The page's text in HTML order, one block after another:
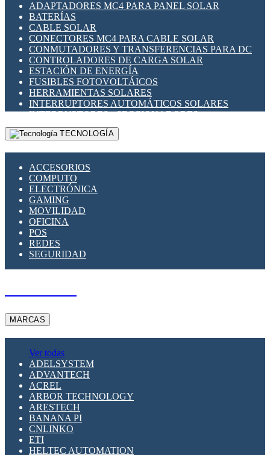
ADAPTADORES MC4 PARA PANEL SOLAR
BATERÍAS
CABLE SOLAR
CONECTORES MC4 PARA CABLE SOLAR
CONMUTADORES Y TRANSFERENCIAS PARA DC
CONTROLADORES DE CARGA SOLAR
ESTACIÓN DE ENERGÍA
FUSIBLES FOTOVOLTÁICOS
HERRAMIENTAS SOLARES
INTERRUPTORES AUTOMÁTICOS SOLARES
INTERRUPTORES - SECCIONADORES
FOTOVOLTÁICOS
MONTAJE PANEL SOLAR
SUPRESOR DE TRANSIENTES SPDS PARA
APLICACIONES FOTOVOLTAICAS
TECNOLOGÍA
ACCESORIOS
COMPUTO
ELECTRÓNICA
GAMING
MOVILIDAD
OFICINA
POS
REDES
SEGURIDAD
MARCAS
Ver todas
ADELSYSTEM
ADVANTECH
ACREL
ARBOR TECHNOLOGY
ARESTECH
BANANA PI
CNLINKO
ETI
HELTEC AUTOMATION